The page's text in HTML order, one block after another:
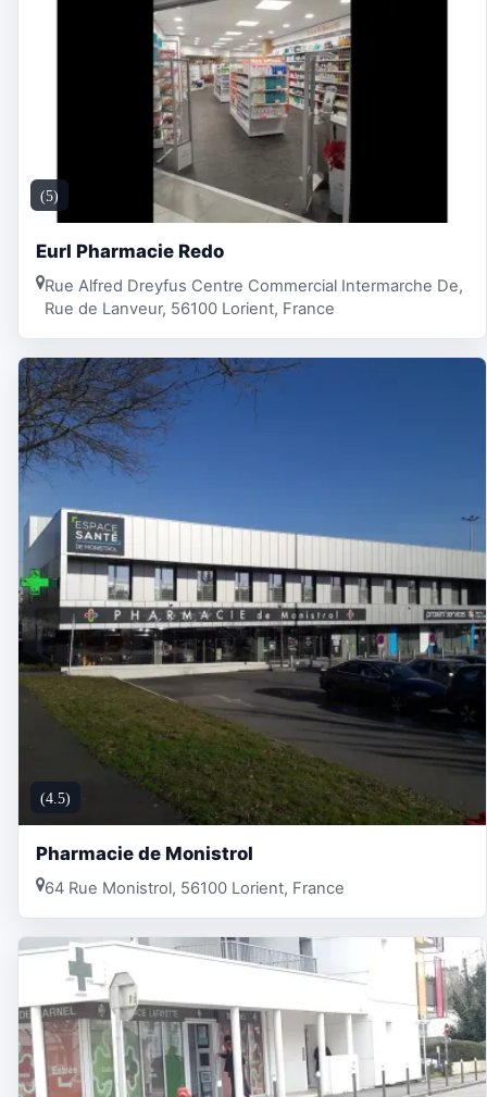
(5)
Eurl Pharmacie Redo
Rue Alfred Dreyfus Centre Commercial Intermarche De,
Rue de Lanveur, 56100 Lorient, France
(4.5)
Pharmacie de Monistrol
64 Rue Monistrol, 56100 Lorient, France